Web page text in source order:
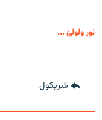
نور ولولئ ...
شريکول